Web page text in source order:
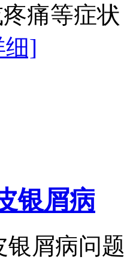
痛等症
细]
银屑病
银屑病问